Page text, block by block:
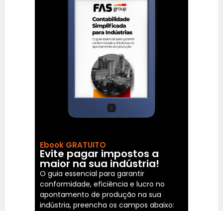
Ebook GRATUITO
Evite pagar impostos a
maior na sua indústria!
O guia essencial para garantir
conformidade, eficiência e lucro no
apontamento de produção na sua
indústria, preencha os campos abaixo: